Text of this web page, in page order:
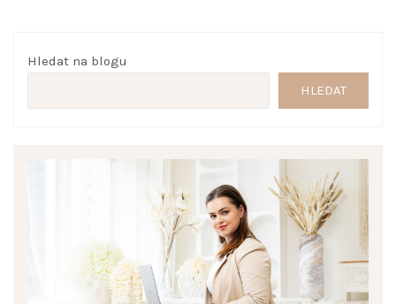
Hledat na blogu
HLEDAT